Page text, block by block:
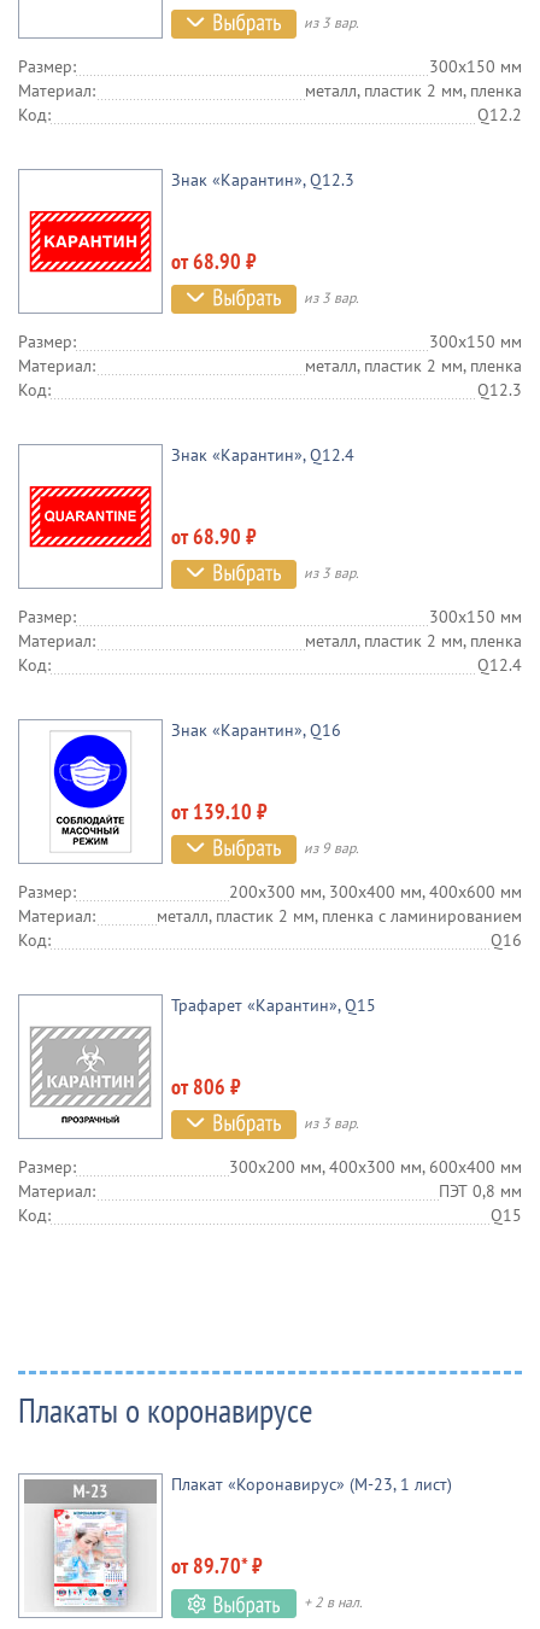
из 3 вар.
Размер:
300х150 мм
Материал:
металл, пластик 2 мм, пленка
Код:
Q12.2
Знак «Карантин», Q12.3
от 68.90 ₽
из 3 вар.
Размер:
300х150 мм
Материал:
металл, пластик 2 мм, пленка
Код:
Q12.3
Знак «Карантин», Q12.4
от 68.90 ₽
из 3 вар.
Размер:
300х150 мм
Материал:
металл, пластик 2 мм, пленка
Код:
Q12.4
Знак «Карантин», Q16
от 139.10 ₽
из 9 вар.
Размер:
200х300 мм, 300х400 мм, 400х600 мм
Материал:
металл, пластик 2 мм, пленка c ламинированием
Код:
Q16
Трафарет «Карантин», Q15
от 806 ₽
из 3 вар.
Размер:
300х200 мм, 400х300 мм, 600х400 мм
Материал:
ПЭТ 0,8 мм
Код:
Q15
Плакаты о коронавирусе
Плакат «Коронавирус» (М-23, 1 лист)
от 89.70* ₽
+ 2 в нал.